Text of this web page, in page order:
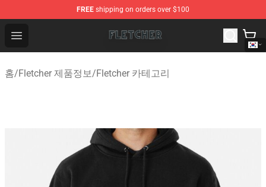
FREE shipping on orders over $100
Open menu
Fletcher Store - Official Fletcher Merchandise Shop
홈/Fletcher 제품정보/Fletcher 카테고리